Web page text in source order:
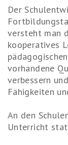
Der
versteht man
kooperatives
vorhandene
verbessern
Fähigkeiten
An den
Unterricht